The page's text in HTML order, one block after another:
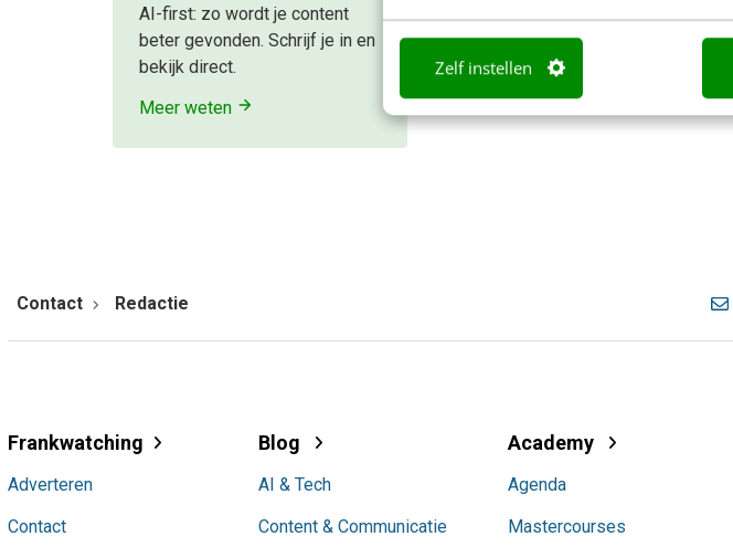
Zelf instellen
AI-first: zo wordt je content
beter gevonden. Schrijf je in en
bekijk direct.
Meer weten
Contact Redactie
Frankwatching
Adverteren
Contact
Blog
AI & Tech
Content & Communicatie
Academy
Agenda
Mastercourses